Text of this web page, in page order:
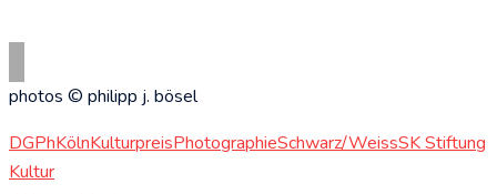
photos © philipp j. bösel
DGPhKölnKulturpreisPhotographieSchwarz/WeissSK Stiftung
Kultur